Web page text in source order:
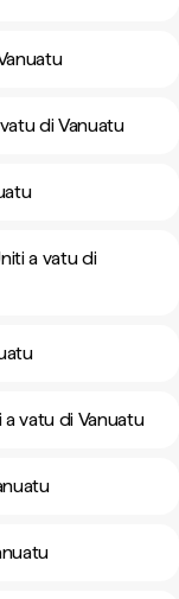
di Vanuatu
a vatu di
vatu di Vanuatu